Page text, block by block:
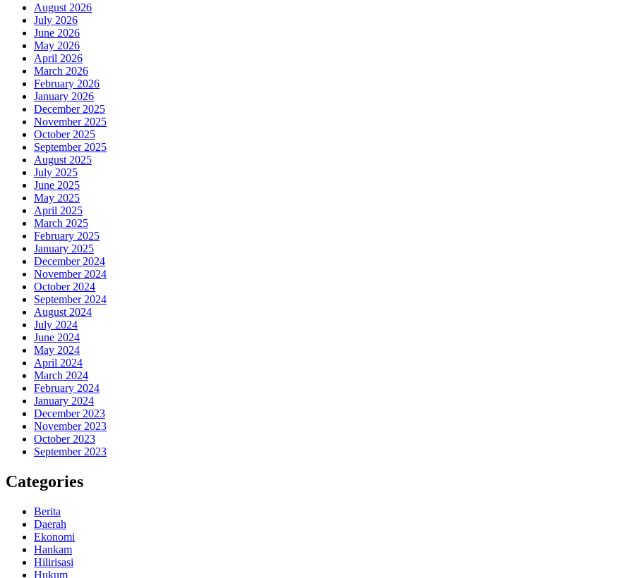
August 2026
July 2026
June 2026
May 2026
April 2026
March 2026
February 2026
January 2026
December 2025
November 2025
October 2025
September 2025
August 2025
July 2025
June 2025
May 2025
April 2025
March 2025
February 2025
January 2025
December 2024
November 2024
October 2024
September 2024
August 2024
July 2024
June 2024
May 2024
April 2024
March 2024
February 2024
January 2024
December 2023
November 2023
October 2023
September 2023
Categories
Berita
Daerah
Ekonomi
Hankam
Hilirisasi
Hukum